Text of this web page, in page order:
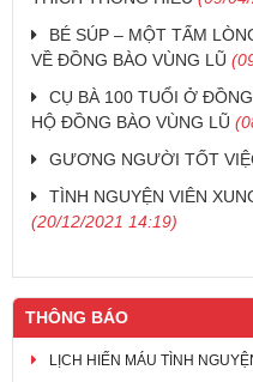
BÉ SÚP – MỘT TẤM
VỀ ĐỒNG BÀO VÙNG LŨ
CỤ BÀ 100 TUỔI Ở
HỘ ĐỒNG BÀO VÙNG LŨ
GƯƠNG NGƯỜI TỐT
TÌNH NGUYỆN VIÊN
(20/12/2021 14:19)
THÔNG BÁO
LỊCH HIẾN MÁU TÌNH